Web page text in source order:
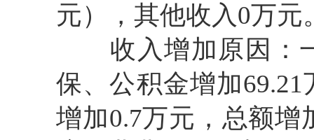
元），其他收入0万元
收入增加原因：一
保、公积金增加
增加0.7万元，总额增